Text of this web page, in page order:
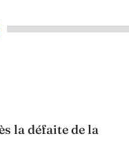
la défaite de la